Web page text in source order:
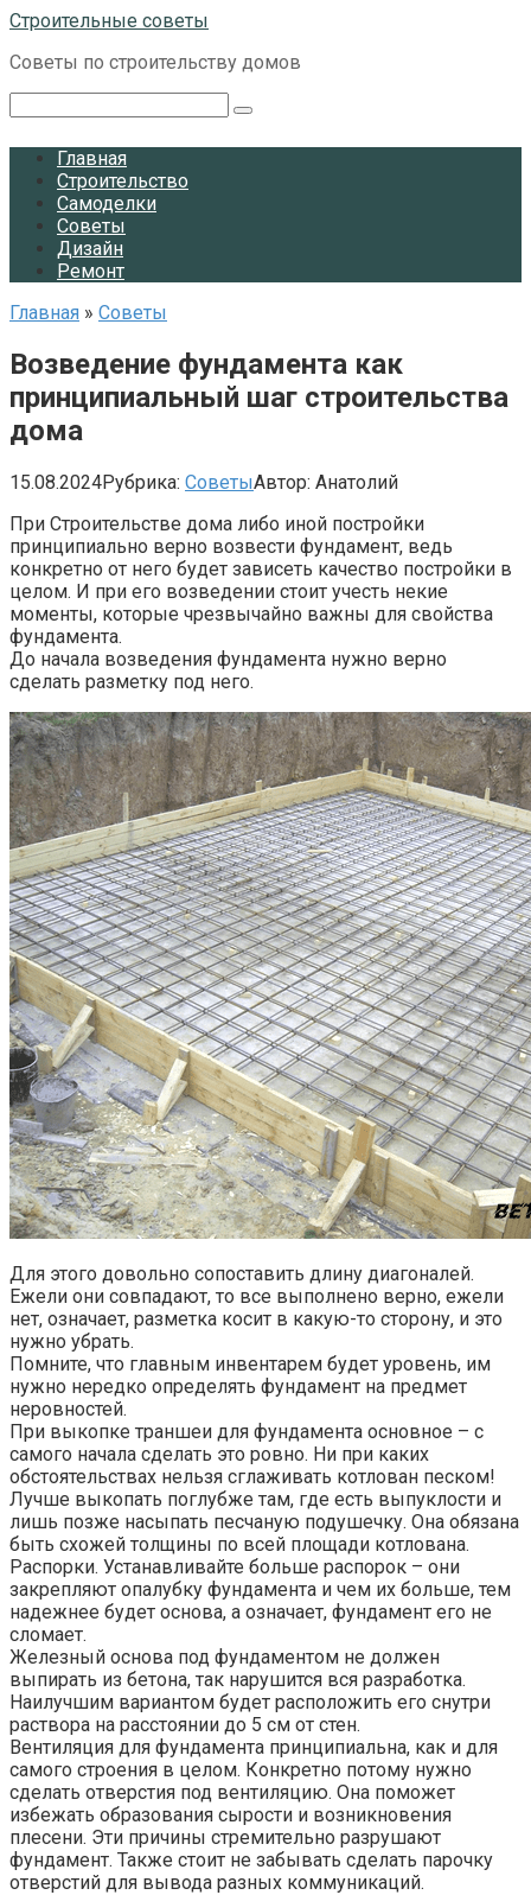
Перейти
контенту
Строительные советы
Советы по строительству домов
Главная
Строительство
Самоделки
Советы
Дизайн
Ремонт
Главная » Советы
Возведение фундамента как
принципиальный шаг строительства
дома
15.08.2024Рубрика: СоветыАвтор: Анатолий
При Строительстве дома либо иной постройки
принципиально верно возвести фундамент, ведь
конкретно от него будет зависеть качество постройки в
целом. И при его возведении стоит учесть некие
моменты, которые чрезвычайно важны для свойства
фундамента.
До начала возведения фундамента нужно верно
сделать разметку под него.
Для этого довольно сопоставить длину диагоналей.
Ежели они совпадают, то все выполнено верно, ежели
нет, означает, разметка косит в какую-то сторону, и это
нужно убрать.
Помните, что главным инвентарем будет уровень, им
нужно нередко определять фундамент на предмет
неровностей.
При выкопке траншеи для фундамента основное – с
самого начала сделать это ровно. Ни при каких
обстоятельствах нельзя сглаживать котлован песком!
Лучше выкопать поглубже там, где есть выпуклости и
лишь позже насыпать песчаную подушечку. Она обязана
быть схожей толщины по всей площади котлована.
Распорки. Устанавливайте больше распорок – они
закрепляют опалубку фундамента и чем их больше, тем
надежнее будет основа, а означает, фундамент его не
сломает.
Железный основа под фундаментом не должен
выпирать из бетона, так нарушится вся разработка.
Наилучшим вариантом будет расположить его снутри
раствора на расстоянии до 5 см от стен.
Вентиляция для фундамента принципиальна, как и для
самого строения в целом. Конкретно потому нужно
сделать отверстия под вентиляцию. Она поможет
избежать образования сырости и возникновения
плесени. Эти причины стремительно разрушают
фундамент. Также стоит не забывать сделать парочку
отверстий для вывода разных коммуникаций.